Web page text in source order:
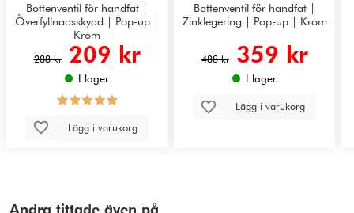
Bottenventil för handfat |
Överfyllnadsskydd | Pop-up |
Krom
288 kr 209 kr
I lager
Lägg i varukorg
Bottenventil för handfat |
Zinklegering | Pop-up | Krom
488 kr 359 kr
I lager
Lägg i varukorg
Andra tittade även på